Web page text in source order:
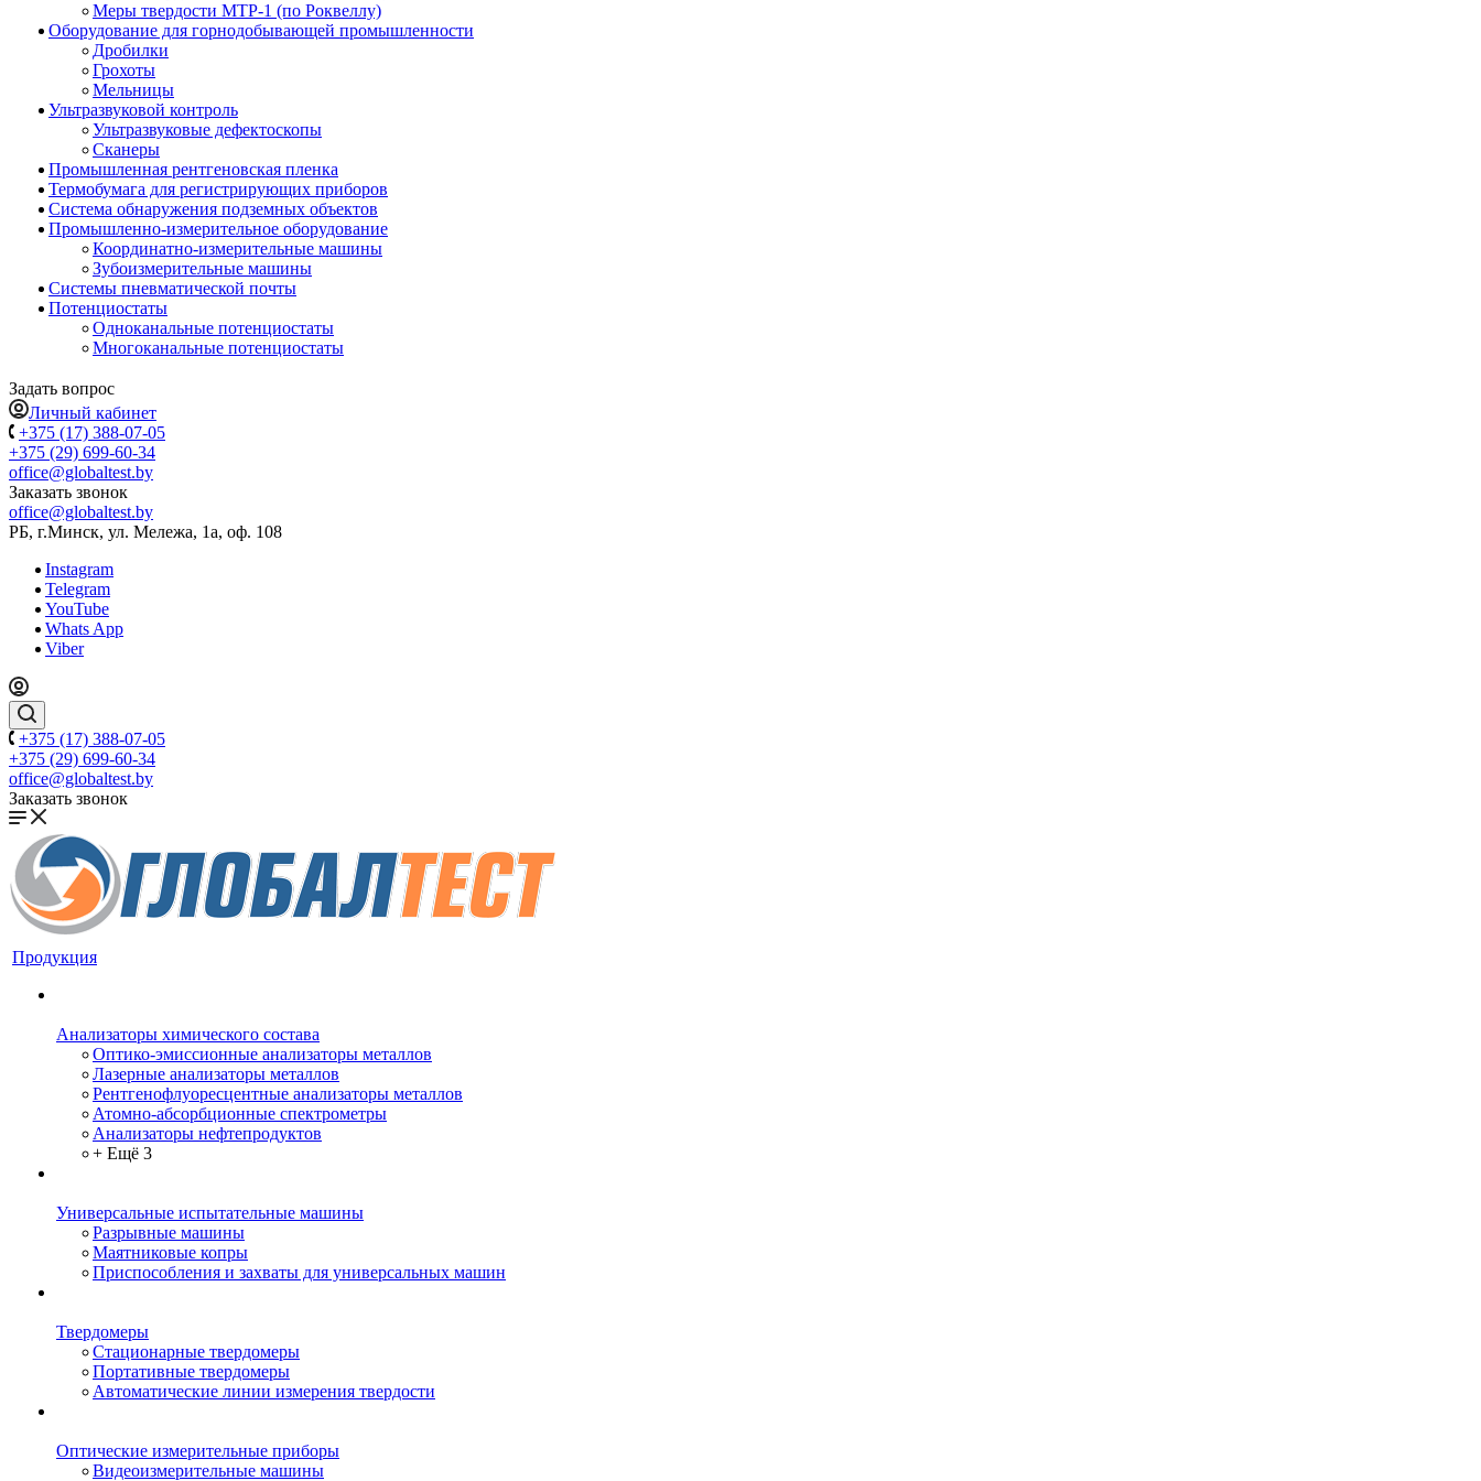
Меры твердости МТР-1 (по Роквеллу)
Оборудование для горнодобывающей промышленности
Дробилки
Грохоты
Мельницы
Ультразвуковой контроль
Ультразвуковые дефектоскопы
Сканеры
Промышленная рентгеновская пленка
Термобумага для регистрирующих приборов
Система обнаружения подземных объектов
Промышленно-измерительное оборудование
Координатно-измерительные машины
Зубоизмерительные машины
Системы пневматической почты
Потенциостаты
Одноканальные потенциостаты
Многоканальные потенциостаты
Задать вопрос
Личный кабинет
+375 (17) 388-07-05
+375 (29) 699-60-34
office@globaltest.by
Заказать звонок
office@globaltest.by
РБ, г.Минск, ул. Мележа, 1а, оф. 108
Instagram
Telegram
YouTube
Whats App
Viber
+375 (17) 388-07-05
+375 (29) 699-60-34
office@globaltest.by
Заказать звонок
Продукция
Анализаторы химического состава
Оптико-эмиссионные анализаторы металлов
Лазерные анализаторы металлов
Рентгенофлуоресцентные анализаторы металлов
Атомно-абсорбционные спектрометры
Анализаторы нефтепродуктов
+ Ещё 3
Универсальные испытательные машины
Разрывные машины
Маятниковые копры
Приспособления и захваты для универсальных машин
Твердомеры
Стационарные твердомеры
Портативные твердомеры
Автоматические линии измерения твердости
Оптические измерительные приборы
Видеоизмерительные машины